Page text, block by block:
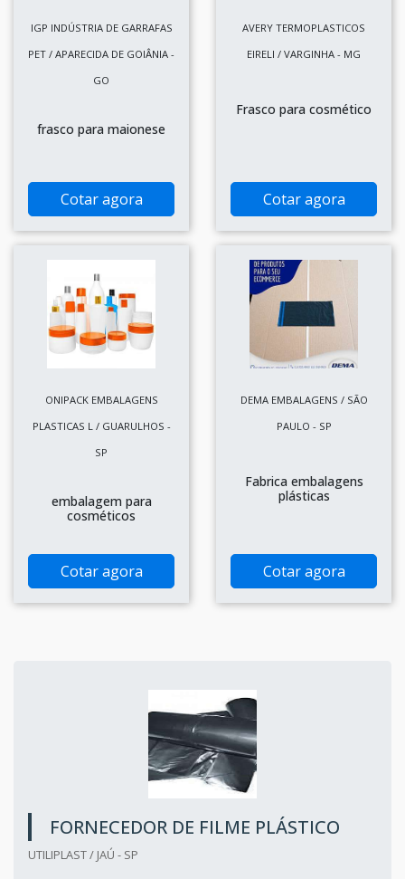
IGP INDÚSTRIA DE GARRAFAS
PET / APARECIDA DE GOIÂNIA -
GO
frasco para maionese
Cotar agora
AVERY TERMOPLASTICOS
EIRELI / VARGINHA - MG
Frasco para cosmético
Cotar agora
ONIPACK EMBALAGENS
PLASTICAS L / GUARULHOS -
SP
embalagem para
cosméticos
Cotar agora
DEMA EMBALAGENS / SÃO
PAULO - SP
Fabrica embalagens
plásticas
Cotar agora
FORNECEDOR DE FILME PLÁSTICO
UTILIPLAST / JAÚ - SP